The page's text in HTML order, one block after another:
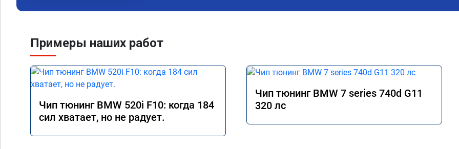
Примеры наших работ
Чип тюнинг BMW 520i F10: когда 184
сил хватает, но не радует.
Чип тюнинг BMW 7 series 740d G11
320 лс